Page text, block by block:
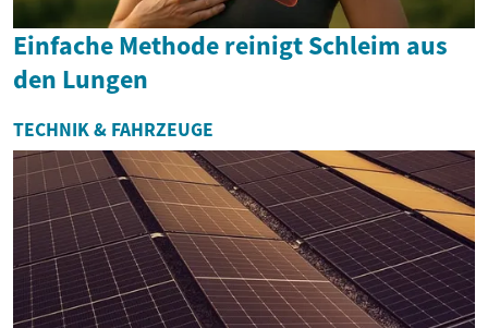
Einfache Methode reinigt Schleim aus
den Lungen
TECHNIK & FAHRZEUGE